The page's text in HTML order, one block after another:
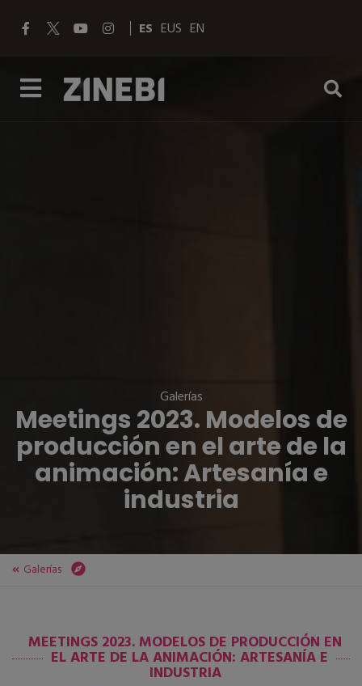
ES EUS EN
Galerías
Meetings 2023. Modelos de
producción en el arte de la
animación: Artesanía e
industria
Meetings 2023. Modelos de producción en el arte de la animación: Artesanía e industria
Galerías
MEETINGS 2023. MODELOS DE PRODUCCIÓN EN
EL ARTE DE LA ANIMACIÓN: ARTESANÍA E
INDUSTRIA